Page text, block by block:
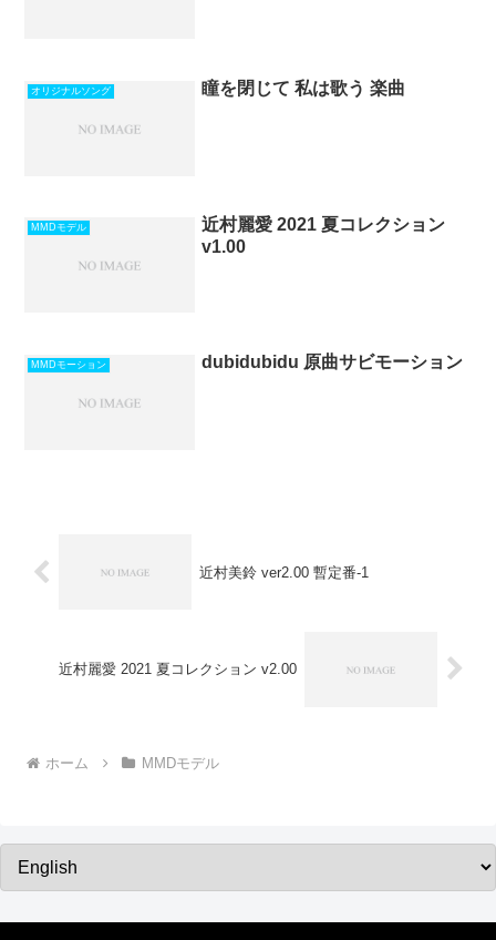
オリジナルソング 瞳を閉じて 私は歌う 楽曲
MMDモデル
近村麗愛 2021 夏コレクション
v1.00
MMDモーション dubidubidu 原曲サビモーション
近村美鈴 ver2.00 暫定番-1
近村麗愛 2021 夏コレクション v2.00
ホーム MMDモデル